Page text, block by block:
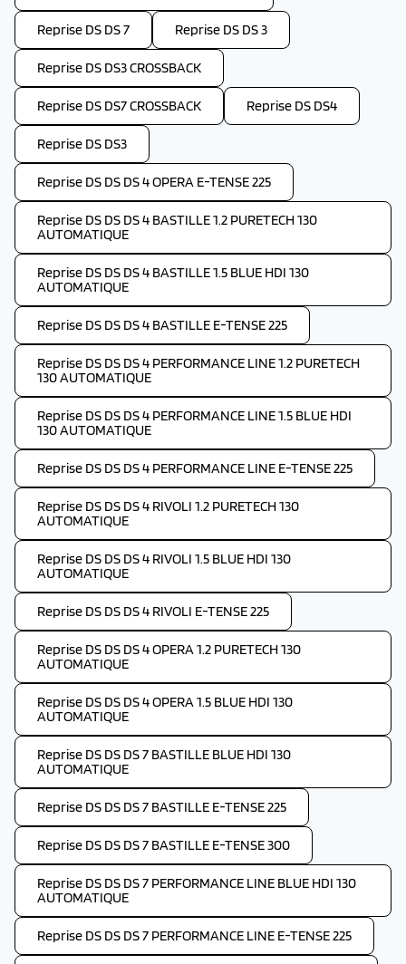
Reprise DS DS 7 Reprise DS DS 3
Reprise DS DS3 CROSSBACK
Reprise DS DS7 CROSSBACK Reprise DS DS4
Reprise DS DS3
Reprise DS DS DS 4 OPERA E-TENSE 225
Reprise DS DS DS 4 BASTILLE 1.2 PURETECH 130
AUTOMATIQUE
Reprise DS DS DS 4 BASTILLE 1.5 BLUE HDI 130
AUTOMATIQUE
Reprise DS DS DS 4 BASTILLE E-TENSE 225
Reprise DS DS DS 4 PERFORMANCE LINE 1.2 PURETECH
130 AUTOMATIQUE
Reprise DS DS DS 4 PERFORMANCE LINE 1.5 BLUE HDI
130 AUTOMATIQUE
Reprise DS DS DS 4 PERFORMANCE LINE E-TENSE 225
Reprise DS DS DS 4 RIVOLI 1.2 PURETECH 130
AUTOMATIQUE
Reprise DS DS DS 4 RIVOLI 1.5 BLUE HDI 130
AUTOMATIQUE
Reprise DS DS DS 4 RIVOLI E-TENSE 225
Reprise DS DS DS 4 OPERA 1.2 PURETECH 130
AUTOMATIQUE
Reprise DS DS DS 4 OPERA 1.5 BLUE HDI 130
AUTOMATIQUE
Reprise DS DS DS 7 BASTILLE BLUE HDI 130
AUTOMATIQUE
Reprise DS DS DS 7 BASTILLE E-TENSE 225
Reprise DS DS DS 7 BASTILLE E-TENSE 300
Reprise DS DS DS 7 PERFORMANCE LINE BLUE HDI 130
AUTOMATIQUE
Reprise DS DS DS 7 PERFORMANCE LINE E-TENSE 225